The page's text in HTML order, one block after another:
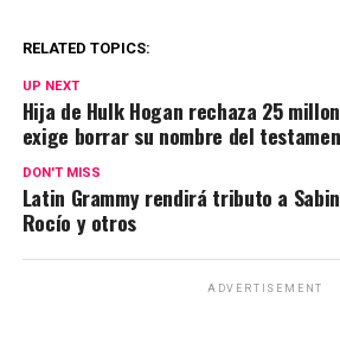
RELATED TOPICS:
UP NEXT
Hija de Hulk Hogan rechaza 25
exige borrar su nombre del
DON'T MISS
Latin Grammy rendirá tributo a
Rocío y otros
ADVERTISEMENT